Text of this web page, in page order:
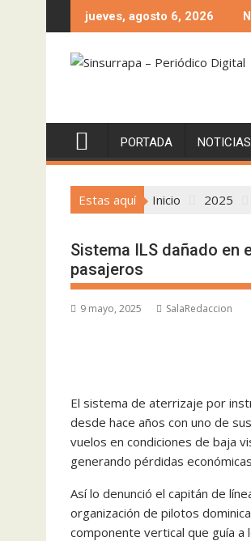
al
jueves, agosto 6, 2026
PORTADA NOTICIAS
Estas aquí Inicio 2025
Sistema ILS dañado en
pasajeros
9 mayo, 2025 SalaRedaccion
El sistema de aterrizaje por
desde hace años con uno de
vuelos en condiciones de baja
generando pérdidas
Así lo denunció el capitán de
organización de pilotos
componente vertical que guía a